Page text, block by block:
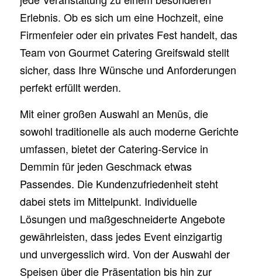
Erlebnis. Ob es sich um eine Hochzeit, eine
Firmenfeier oder ein privates Fest handelt, das
Team von Gourmet Catering Greifswald stellt
sicher, dass Ihre Wünsche und Anforderungen
perfekt erfüllt werden.
Mit einer großen Auswahl an Menüs, die
sowohl traditionelle als auch moderne Gerichte
umfassen, bietet der Catering-Service in
Demmin für jeden Geschmack etwas
Passendes. Die Kundenzufriedenheit steht
dabei stets im Mittelpunkt. Individuelle
Lösungen und maßgeschneiderte Angebote
gewährleisten, dass jedes Event einzigartig
und unvergesslich wird. Von der Auswahl der
Speisen über die Präsentation bis hin zur